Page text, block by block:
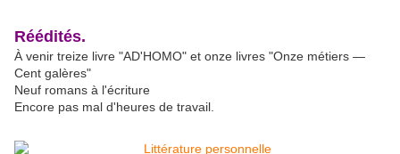
Réédités.
À venir treize livre "AD'HOMO" et onze livres "Onze métiers —
Cent galères"
Neuf romans à l'écriture
Encore pas mal d'heures de travail.